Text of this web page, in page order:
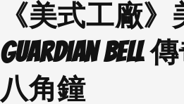
《美式工廠》
Guardian Bell
八角鐘